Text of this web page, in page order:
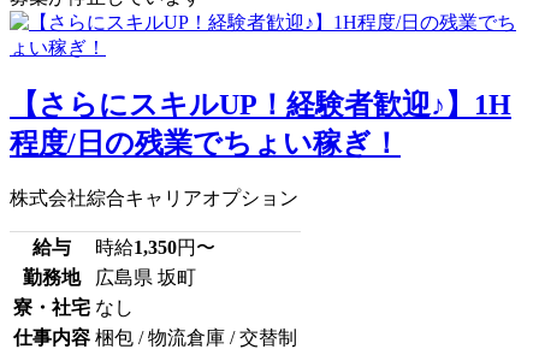
【さらにスキルUP！経験者歓迎♪】1H
程度/日の残業でちょい稼ぎ！
株式会社綜合キャリアオプション
給与 時給1,350円〜
勤務地
広島県 坂町
寮・社宅 なし
仕事内容 梱包 / 物流倉庫 / 交替制